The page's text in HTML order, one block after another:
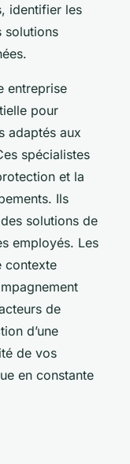
identifier les
solutions
entreprise
pour
adaptés aux
spécialistes
et la
Ils
solutions de
employés. Les
contexte
de
d’une
de vos
en constante